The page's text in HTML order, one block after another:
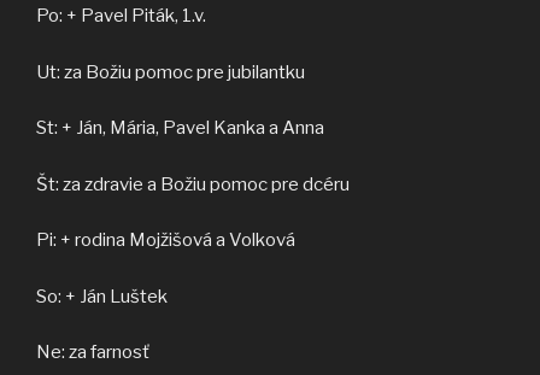
Po: + Pavel Piták, 1.v.
Ut: za Božiu pomoc pre jubilantku
St: + Ján, Mária, Pavel Kanka a Anna
Št: za zdravie a Božiu pomoc pre dcéru
Pi: + rodina Mojžišová a Volková
So: + Ján Luštek
Ne: za farnosť